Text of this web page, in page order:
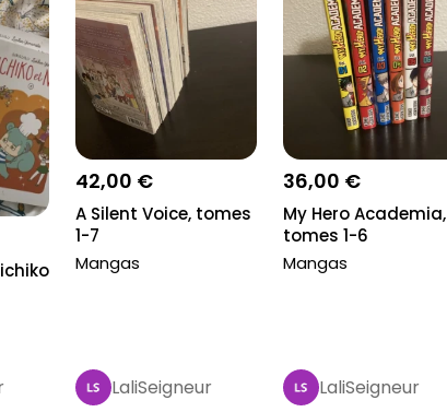
42,00 €
A Silent Voice, tomes
1-7
Mangas
36,00 €
My Hero Academia,
tomes 1-6
Mangas
LaliSeigneur LaliSeigneur